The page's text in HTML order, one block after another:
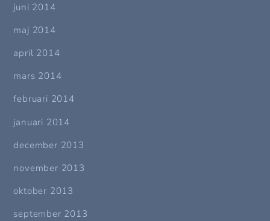
juni 2014
maj 2014
april 2014
mars 2014
februari 2014
januari 2014
december 2013
november 2013
oktober 2013
september 2013